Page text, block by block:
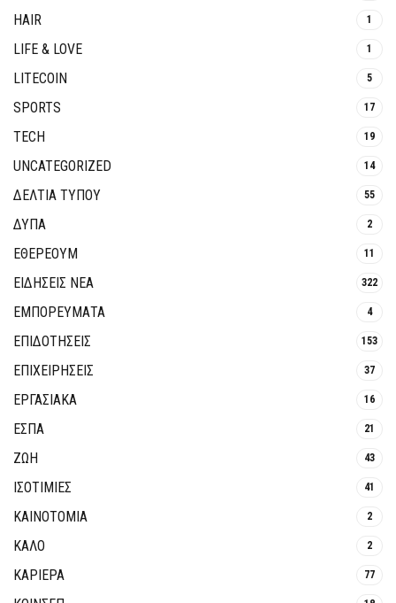
HAIR 1
LIFE & LOVE 1
LITECOIN 5
SPORTS 17
TECH 19
UNCATEGORIZED 14
ΔΕΛΤΙΑ ΤΥΠΟΥ 55
ΔΥΠΑ 2
ΕΘΈΡΕΟΥΜ 11
ΕΙΔΗΣΕΙΣ ΝΕΑ 322
ΕΜΠΟΡΕΥΜΑΤΑ 4
ΕΠΙΔΟΤΗΣΕΙΣ 153
ΕΠΙΧΕΙΡΗΣΕΙΣ 37
ΕΡΓΑΣΙΑΚΑ 16
ΕΣΠΑ 21
ΖΩΗ 43
ΙΣΟΤΙΜΙΕΣ 41
ΚΑΙΝΟΤΟΜΊΑ 2
ΚΑΛΟ 2
ΚΑΡΙΕΡΑ 77